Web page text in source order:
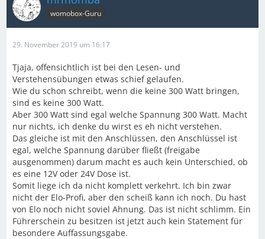
womobox-Guru
29. November 2019 um 16:17
Tjaja, offensichtlich ist bei den Lesen- und
Verstehensübungen etwas schief gelaufen.
Wie du schon schreibt, wenn die keine 300 Watt bringen,
sind es keine 300 Watt.
Aber 300 Watt sind egal welche Spannung 300 Watt. Macht
nur nichts, ich denke du wirst es eh nicht verstehen.
Das gleiche ist mit den Anschlüssen, den Anschlüssel ist
egal, welche Spannung darüber fließt (freigabe
ausgenommen) darum macht es auch kein Unterschied, ob
es eine 12V oder 24V Dose ist.
Somit liege ich da nicht komplett verkehrt. Ich bin zwar
nicht der Elo-Profi, aber den scheiß kann ich noch. Du hast
von Elo noch nicht soviel Ahnung. Das ist nicht schlimm. Ein
Führerschein zu besitzen ist jetzt auch kein Statement für
besondere Auffassungsgabe.